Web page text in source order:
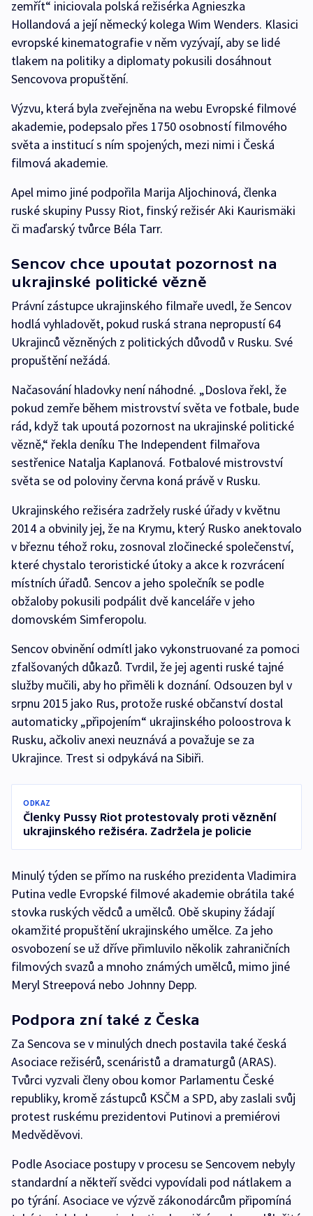
zemřít“ iniciovala polská režisérka Agnieszka
Hollandová a její německý kolega Wim Wenders. Klasici
evropské kinematografie v něm vyzývají, aby se lidé
tlakem na politiky a diplomaty pokusili dosáhnout
Sencovova propuštění.
Výzvu, která byla zveřejněna na webu Evropské filmové
akademie, podepsalo přes 1750 osobností filmového
světa a institucí s ním spojených, mezi nimi i Česká
filmová akademie.
Apel mimo jiné podpořila Marija Aljochinová, členka
ruské skupiny Pussy Riot, finský režisér Aki Kaurismäki
či maďarský tvůrce Béla Tarr.
Sencov chce upoutat pozornost na
ukrajinské politické vězně
Právní zástupce ukrajinského filmaře uvedl, že Sencov
hodlá vyhladovět, pokud ruská strana nepropustí 64
Ukrajinců vězněných z politických důvodů v Rusku. Své
propuštění nežádá.
Načasování hladovky není náhodné. „Doslova řekl, že
pokud zemře během mistrovství světa ve fotbale, bude
rád, když tak upoutá pozornost na ukrajinské politické
vězně,“ řekla deníku The Independent filmařova
sestřenice Natalja Kaplanová. Fotbalové mistrovství
světa se od poloviny června koná právě v Rusku.
Ukrajinského režiséra zadržely ruské úřady v květnu
2014 a obvinily jej, že na Krymu, který Rusko anektovalo
v březnu téhož roku, zosnoval zločinecké společenství,
které chystalo teroristické útoky a akce k rozvrácení
místních úřadů. Sencov a jeho společník se podle
obžaloby pokusili podpálit dvě kanceláře v jeho
domovském Simferopolu.
Sencov obvinění odmítl jako vykonstruované za pomoci
zfalšovaných důkazů. Tvrdil, že jej agenti ruské tajné
služby mučili, aby ho přiměli k doznání. Odsouzen byl v
srpnu 2015 jako Rus, protože ruské občanství dostal
automaticky „připojením“ ukrajinského poloostrova k
Rusku, ačkoliv anexi neuznává a považuje se za
Ukrajince. Trest si odpykává na Sibiři.
ODKAZ
Členky Pussy Riot protestovaly proti věznění
ukrajinského režiséra. Zadržela je policie
Minulý týden se přímo na ruského prezidenta Vladimira
Putina vedle Evropské filmové akademie obrátila také
stovka ruských vědců a umělců. Obě skupiny žádají
okamžité propuštění ukrajinského umělce. Za jeho
osvobození se už dříve přimluvilo několik zahraničních
filmových svazů a mnoho známých umělců, mimo jiné
Meryl Streepová nebo Johnny Depp.
Podpora zní také z Česka
Za Sencova se v minulých dnech postavila také česká
Asociace režisérů, scenáristů a dramaturgů (ARAS).
Tvůrci vyzvali členy obou komor Parlamentu České
republiky, kromě zástupců KSČM a SPD, aby zaslali svůj
protest ruskému prezidentovi Putinovi a premiérovi
Medvěděvovi.
Podle Asociace postupy v procesu se Sencovem nebyly
standardní a někteří svědci vypovídali pod nátlakem a
po týrání. Asociace ve výzvě zákonodárcům připomíná